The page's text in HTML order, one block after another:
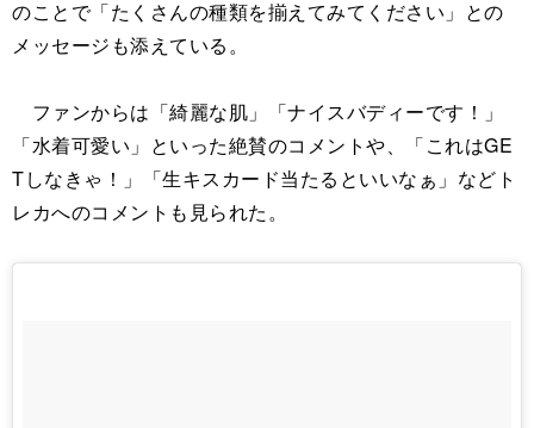
のことで「たくさんの種類を揃えてみてください」との
メッセージも添えている。
ファンからは「綺麗な肌」「ナイスバディーです！」
「水着可愛い」といった絶賛のコメントや、「これはGE
Tしなきゃ！」「生キスカード当たるといいなぁ」などト
レカへのコメントも見られた。